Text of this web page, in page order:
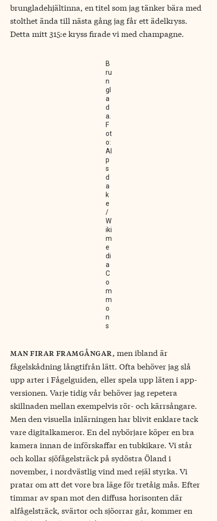
brungladehjältinna, en titel som jag tänker bära med
stolthet ända till nästa gång jag får ett ädelkryss.
Detta mitt 315:e kryss firade vi med champagne.
B
ru
n
gl
a
d
a.
F
ot
o:
Al
p
s
d
a
k
e
/
W
iki
m
e
di
a
C
o
m
m
o
n
s
man firar framgångar, men ibland är
fågelskådning långtifrån lätt. Ofta behöver jag slå
upp arter i Fågelguiden, eller spela upp läten i app-
versionen. Varje tidig vår behöver jag repetera
skillnaden mellan exempelvis rör- och kärrsångare.
Men den visuella inlärningen har blivit enklare tack
vare digitalkameror. En del nybörjare köper en bra
kamera innan de införskaffar en tubkikare. Vi står
och kollar sjöfågelsträck på sydöstra Öland i
november, i nordvästlig vind med rejäl styrka. Vi
pratar om att det vore bra läge för tretåig mås. Efter
timmar av span mot den diffusa horisonten där
alfågelsträck, svärtor och sjöorrar går, kommer en